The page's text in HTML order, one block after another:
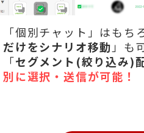
「個別チャット」はもち
だけをシナリオ移動 」も
「セグメント(絞り込み)
別に選択・送信が可能！